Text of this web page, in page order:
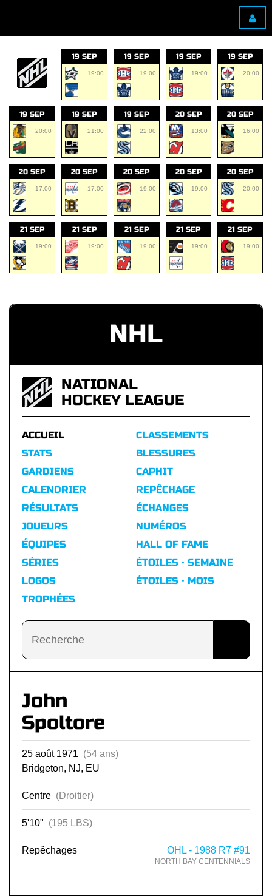
19 SEP
19:00
19 SEP
19:00
19 SEP
19:00
19 SEP
20:00
19 SEP
20:00
19 SEP
21:00
19 SEP
22:00
20 SEP
13:00
20 SEP
16:00
20 SEP
17:00
20 SEP
17:00
20 SEP
19:00
20 SEP
19:00
20 SEP
20:00
21 SEP
19:00
21 SEP
19:00
21 SEP
19:00
21 SEP
19:00
21 SEP
19:00
NHL
NATIONAL
HOCKEY LEAGUE
ACCUEIL
STATS
GARDIENS
CALENDRIER
RÉSULTATS
CLASSEMENTS
BLESSURES
CAPHIT
REPÊCHAGE
ÉCHANGES
JOUEURS
ÉQUIPES
SÉRIES
LOGOS
TROPHÉES
NUMÉROS
HALL OF FAME
ÉTOILES · SEMAINE
ÉTOILES · MOIS
John
Spoltore
25 août 1971 (54 ans)
Bridgeton, NJ, EU
Centre (Droitier)
5'10" (195 LBS)
Repêchages OHL - 1988 R7 #91
NORTH BAY CENTENNIALS